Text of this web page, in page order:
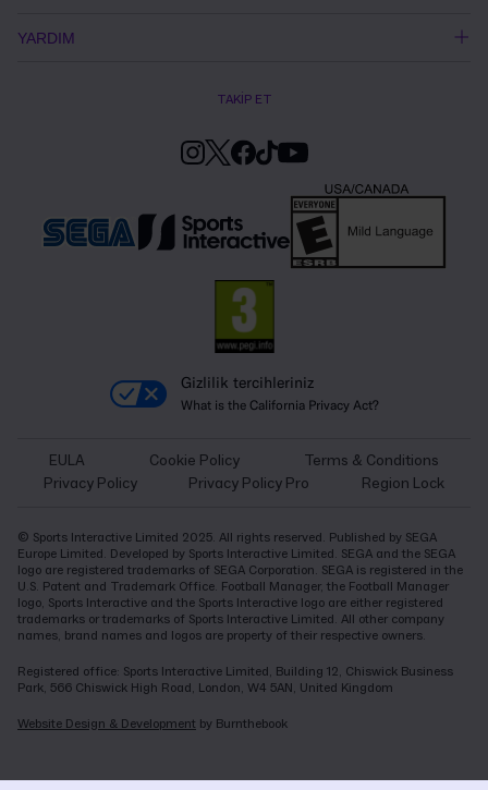
YARDIM
TAKİP ET
Gizlilik tercihleriniz
What is the California Privacy Act?
EULA Cookie Policy
Terms & Conditions
Privacy Policy
Privacy Policy Pro Region Lock
© Sports Interactive Limited 2025. All rights reserved. Published by SEGA
Europe Limited. Developed by Sports Interactive Limited. SEGA and the SEGA
logo are registered trademarks of SEGA Corporation. SEGA is registered in the
U.S. Patent and Trademark Office. Football Manager, the Football Manager
logo, Sports Interactive and the Sports Interactive logo are either registered
trademarks or trademarks of Sports Interactive Limited. All other company
names, brand names and logos are property of their respective owners.
Registered office: Sports Interactive Limited, Building 12, Chiswick Business
Park, 566 Chiswick High Road, London, W4 5AN, United Kingdom
Website Design & Development by Burnthebook